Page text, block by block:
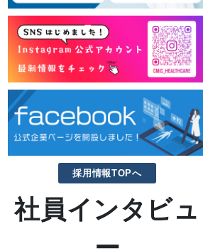
採用情報TOPへ
社員インタビュ